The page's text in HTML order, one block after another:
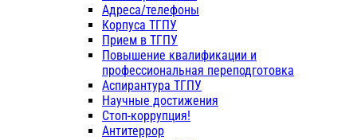
Адреса/телефоны
Корпуса ТГПУ
Прием в ТГПУ
Повышение квалификации и
профессиональная переподготовка
Аспирантура ТГПУ
Научные достижения
Стоп-коррупция!
Антитеррор